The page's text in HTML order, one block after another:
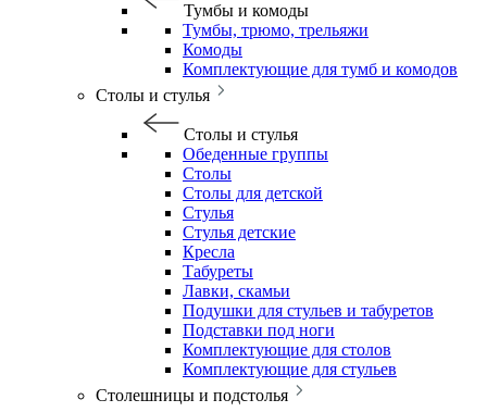
Тумбы и комоды
Тумбы, трюмо, трельяжи
Комоды
Комплектующие для тумб и комодов
Столы и стулья
Столы и стулья
Обеденные группы
Столы
Столы для детской
Стулья
Стулья детские
Кресла
Табуреты
Лавки, скамьи
Подушки для стульев и табуретов
Подставки под ноги
Комплектующие для столов
Комплектующие для стульев
Столешницы и подстолья